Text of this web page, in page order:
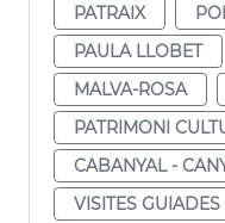
PATRAIX
PAULA LLOBET
MALVA-ROSA
PATRIMONI
CABANYAL -
VISITES GUIADES